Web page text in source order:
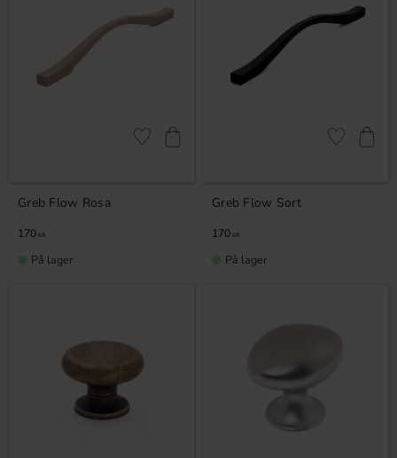
Greb Flow Rosa
170 KR
Gem som favorit
På lager
Greb Flow Sort
170 KR
Gem som
På lager